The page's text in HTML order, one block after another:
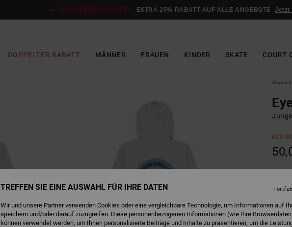
DOPPELTER RABATT*: EXTRA 25% RABATT AUF ALLE ANGEBOTE Jetzt
DOPPELTER RABATT MÄNNER FRAUEN KINDER SKATE COURT
Startseite
ECO-
TREFFEN SIE EINE AUSWAHL FÜR IHRE DATEN
Wir und unsere Partner verwenden Cookies oder eine vergleichbare Technologie, um Informationen auf
speichern und/oder darauf zuzugreifen. Diese personenbezogenen Informationen (wie Ihre
können verwendet werden, um Ihnen personalisierte Beiträge und Inhalte zu präsentieren, um die